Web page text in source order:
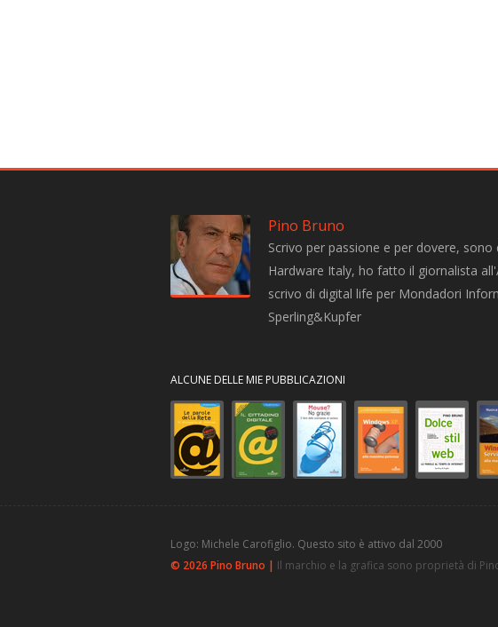
Pino Bruno
Scrivo per passione e per dovere,
Hardware Italy, ho fatto il giornalista
scrivo di digital life per Mondadori
Sperling&Kupfer
ALCUNE DELLE MIE PUBBLICAZIONI
Logo: Michele Carofiglio. Questo sito è attivo dal 2000
© 2026 Pino Bruno | Il marchio e la grafica sono proprietà di